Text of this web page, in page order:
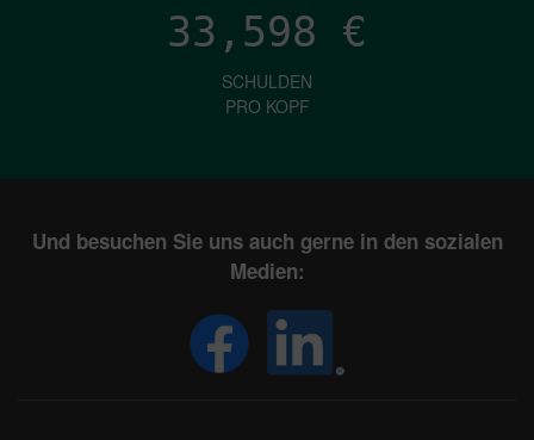
33,598 €
SCHULDEN
PRO KOPF
Und besuchen Sie uns auch gerne in den sozialen
Medien: